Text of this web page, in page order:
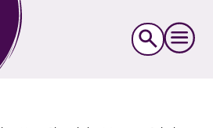
Suche
nach: